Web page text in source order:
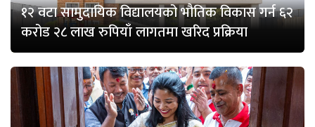
१२ वटा सामुदायिक विद्यालयको भौतिक विकास गर्न ६२
करोड २८ लाख रुपियाँ लागतमा खरिद प्रक्रिया